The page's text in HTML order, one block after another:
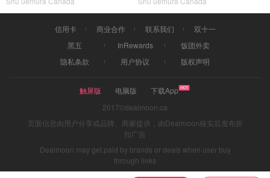
信用卡 商业合作 联系我们
双十一
黑五
InRewards
饭团外卖
隐私条款
用户协议 版权声明
触屏版 电脑版
下载App
2017©dealmoon.ca
页面信息由用户分享或品牌、商家提供，由Dealmoon核实后发布折
扣广告
Dealmoon may get paid by brands or deals when user buy
through links